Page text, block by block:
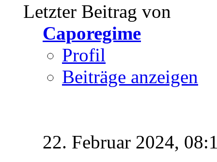
Letzter Beitrag von
Caporegime
Profil
Beiträge anzeigen
22. Februar 2024,